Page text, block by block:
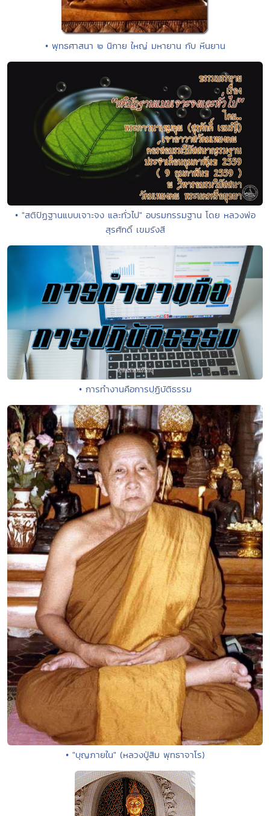
• พุทธศาสนา ๒ นิกาย ใหญ่ มหายาน กับ หีนยาน
• "สติปัฏฐานแบบเจาะจง และทั่วไป" อบรมกรรมฐาน โดย หลวงพ่อ
สุรศักดิ์ เขมรังสี
• การทำงานคือการปฺฏิบัติธรรม
• "บุญภายใน" (หลวงปู่สิม พุทธาจาโร)